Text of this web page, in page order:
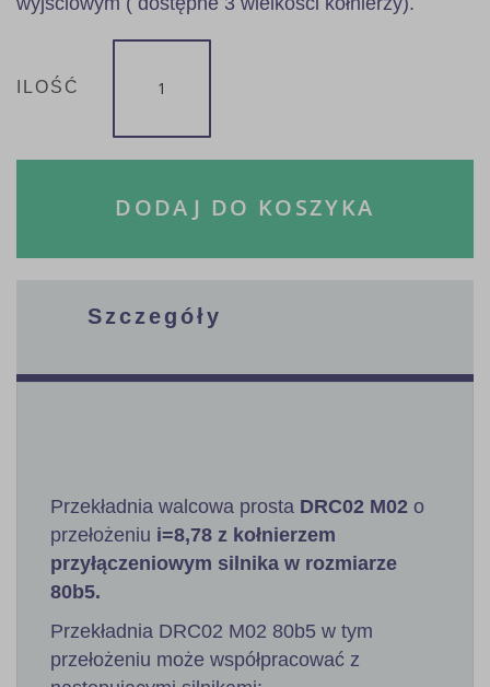
ILOŚĆ
DODAJ DO KOSZYKA
Szczegóły
Przekładnia walcowa prosta DRC02 M02 o
przełożeniu i=8,78 z kołnierzem
przyłączeniowym silnika w rozmiarze
80b5.
Przekładnia DRC02 M02 80b5 w tym
przełożeniu może współpracować z